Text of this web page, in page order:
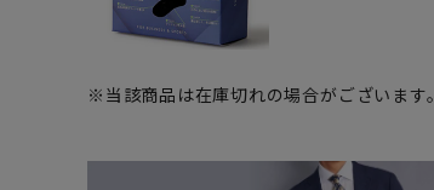
※当該商品は在庫切れの場合がございます。